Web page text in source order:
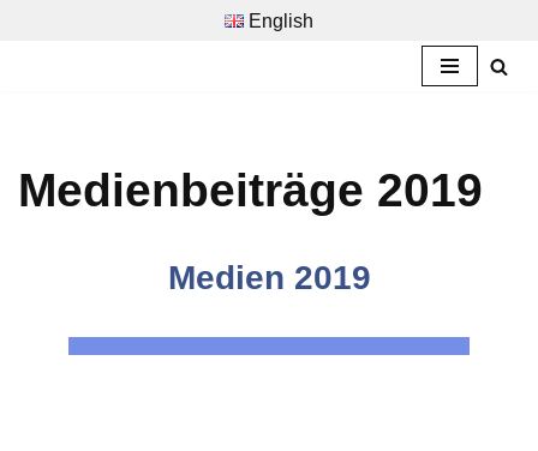
English
Medienbeiträge 2019
Medien 2019